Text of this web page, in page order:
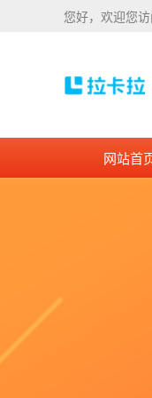
您好，欢迎您访
网站首